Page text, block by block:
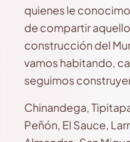
quienes le
de compartir
construcción del
vamos habitando,
seguimos
Chinandega,
Peñón, El Sauce,